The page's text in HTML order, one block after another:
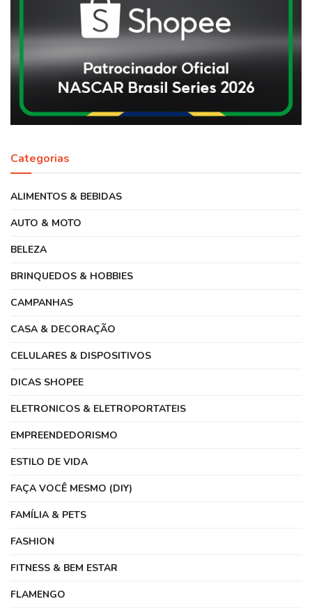
Categorias
ALIMENTOS & BEBIDAS
AUTO & MOTO
BELEZA
BRINQUEDOS & HOBBIES
CAMPANHAS
CASA & DECORAÇÃO
CELULARES & DISPOSITIVOS
DICAS SHOPEE
ELETRONICOS & ELETROPORTATEIS
EMPREENDEDORISMO
ESTILO DE VIDA
FAÇA VOCÊ MESMO (DIY)
FAMÍLIA & PETS
FASHION
FITNESS & BEM ESTAR
FLAMENGO